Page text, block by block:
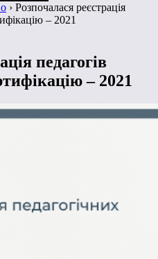
› Розпочалася реєстрація
– 2021
педагогів
– 2021